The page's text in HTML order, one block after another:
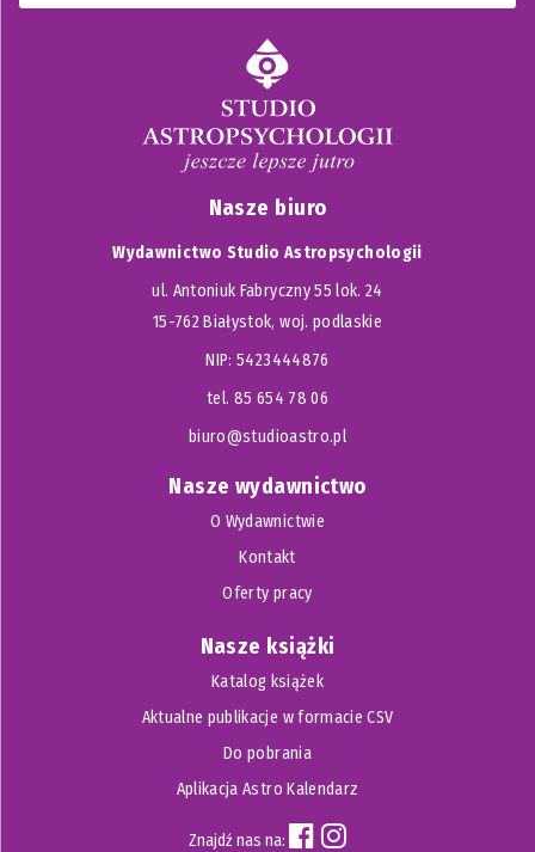
Nasze biuro
Wydawnictwo Studio Astropsychologii
ul. Antoniuk Fabryczny 55 lok. 24
15-762 Białystok, woj. podlaskie
NIP: 5423444876
tel. 85 654 78 06
biuro@studioastro.pl
Nasze wydawnictwo
O Wydawnictwie
Kontakt
Oferty pracy
Nasze książki
Katalog książek
Aktualne publikacje w formacie CSV
Do pobrania
Aplikacja Astro Kalendarz
Znajdź nas na: